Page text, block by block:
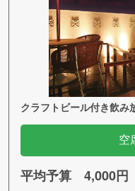
クラフトビール付き飲み
空
平均予算 4,000円